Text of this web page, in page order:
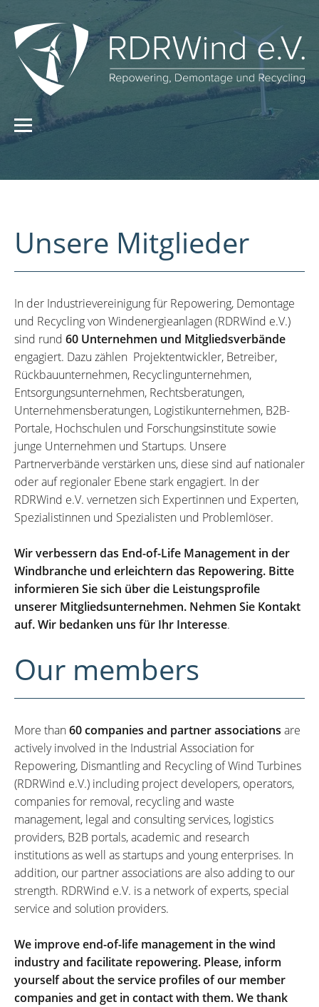
Unsere Mitglieder
In der Industrievereinigung für Repowering, Demontage
und Recycling von Windenergieanlagen (RDRWind e.V.)
sind rund 60 Unternehmen und Mitgliedsverbände
engagiert. Dazu zählen Projektentwickler, Betreiber,
Rückbauunternehmen, Recyclingunternehmen,
Entsorgungsunternehmen, Rechtsberatungen,
Unternehmensberatungen, Logistikunternehmen, B2B-
Portale, Hochschulen und Forschungsinstitute sowie
junge Unternehmen und Startups. Unsere
Partnerverbände verstärken uns, diese sind auf nationaler
oder auf regionaler Ebene stark engagiert. In der
RDRWind e.V. vernetzen sich Expertinnen und Experten,
Spezialistinnen und Spezialisten und Problemlöser.
Wir verbessern das End-of-Life Management in der
Windbranche und erleichtern das Repowering. Bitte
informieren Sie sich über die Leistungsprofile
unserer Mitgliedsunternehmen. Nehmen Sie Kontakt
auf. Wir bedanken uns für Ihr Interesse.
Our members
More than60 companies and partner associations are
actively involved in the Industrial Association for
Repowering, Dismantling and Recycling of Wind Turbines
(RDRWind e.V.) including project developers, operators,
companies for removal, recycling and waste
management, legal and consulting services, logistics
providers, B2B portals, academic and research
institutions as well as startups and young enterprises. In
addition, our partner associations are also adding to our
strength. RDRWind e.V. is a network of experts, special
service and solution providers.
We improve end-of-life management in the wind
industry and facilitate repowering. Please, inform
yourself about the service profiles of our member
companies and get in contact with them. We thank